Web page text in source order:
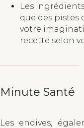
Les
que des pistes
votre
recette selon
Minute Santé
Les endives,